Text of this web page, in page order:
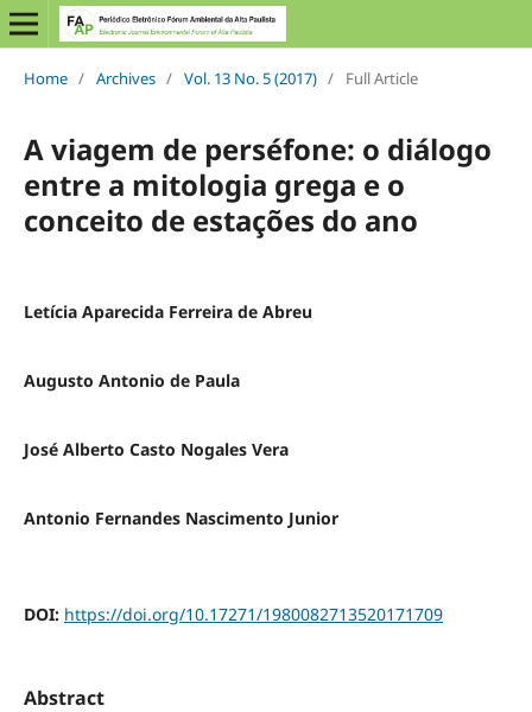
Home / Archives / Vol. 13 No. 5 (2017) / Full Article
A viagem de perséfone: o diálogo
entre a mitologia grega e o
conceito de estações do ano
Letícia Aparecida Ferreira de Abreu
Augusto Antonio de Paula
José Alberto Casto Nogales Vera
Antonio Fernandes Nascimento Junior
DOI: https://doi.org/10.17271/1980082713520171709
Abstract